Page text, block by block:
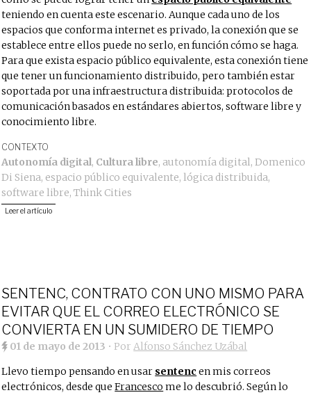
teniendo en cuenta este escenario. Aunque cada uno de los
espacios que conforma internet es privado, la conexión que se
establece entre ellos puede no serlo, en función cómo se haga.
Para que exista espacio público equivalente, esta conexión tiene
que tener un funcionamiento distribuido, pero también estar
soportada por una infraestructura distribuida: protocolos de
comunicación basados en estándares abiertos, software libre y
conocimiento libre.
CONTEXTO
Autonomía digital, Cultura libre, autonomía digital,Domenico
Di Siena, espacio público equivalente,lógica distribuida,
software libre,Think Cities
Leer el artículo
SENTENC, CONTRATO CON UNO MISMO PARA
EVITAR QUE EL CORREO ELECTRÓNICO SE
CONVIERTA EN UN SUMIDERO DE TIEMPO
01 de mayo de 2013 • PorAlfonso Sánchez Uzábal
Llevo tiempo pensando en usar sentenc en mis correos
electrónicos, desde queFrancesco me lo descubrió. Según lo